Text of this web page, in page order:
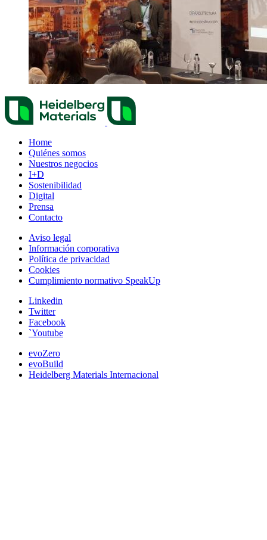
Home
Quiénes somos
Nuestros negocios
I+D
Sostenibilidad
Digital
Prensa
Contacto
Aviso legal
Información corporativa
Política de privacidad
Cookies
Cumplimiento normativo SpeakUp
Linkedin
Twitter
Facebook
`Youtube
evoZero
evoBuild
Heidelberg Materials Internacional